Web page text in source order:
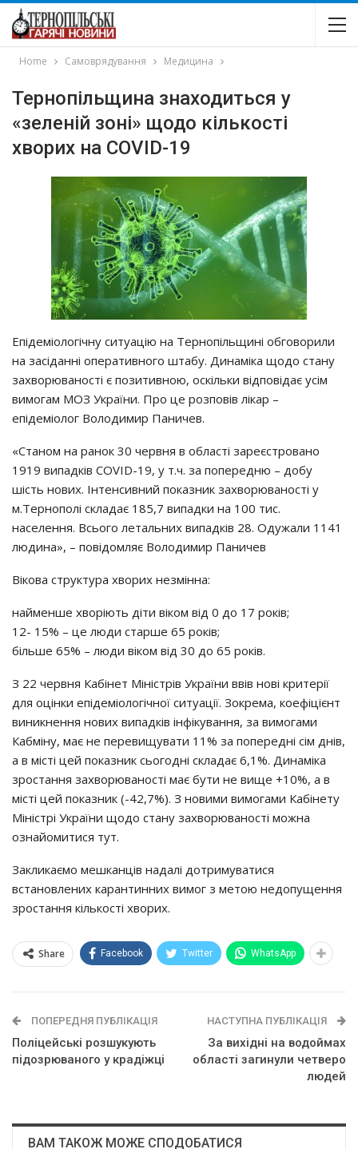
Home Самоврядування Медицина
Тернопільщина знаходиться у
«зеленій зоні» щодо кількості
хворих на COVID-19
Епідеміологічну ситуацію на Тернопільщині обговорили
на засіданні оперативного штабу. Динаміка щодо стану
захворюваності є позитивною, оскільки відповідає усім
вимогам МОЗ України. Про це розповів лікар –
епідеміолог Володимир Паничев.
«Станом на ранок 30 червня в області зареєстровано
1919 випадків COVID-19, у т.ч. за попередню – добу
шість нових. Інтенсивний показник захворюваності у
м.Тернополі складає 185,7 випадки на 100 тис.
населення. Всього летальних випадків 28. Одужали 1141
людина», – повідомляє Володимир Паничев
Вікова структура хворих незмінна:
найменше хворіють діти віком від 0 до 17 років;
12- 15% – це люди старше 65 років;
більше 65% – люди віком від 30 до 65 років.
З 22 червня Кабінет Міністрів України ввів нові критерії
для оцінки епідеміологічної ситуації. Зокрема, коефіцієнт
виникнення нових випадків інфікування, за вимогами
Кабміну, має не перевищувати 11% за попередні сім днів,
а в місті цей показник сьогодні складає 6,1%. Динаміка
зростання захворюваності має бути не вище +10%, а в
місті цей показник (-42,7%). З новими вимогами Кабінету
Міністрі України щодо стану захворюваності можна
ознайомитися тут.
Закликаємо мешканців надалі дотримуватися
встановлених карантинних вимог з метою недопущення
зростання кількості хворих.
Share Facebook Twitter WhatsApp
ПОПЕРЕДНЯ ПУБЛІКАЦІЯ
Поліцейські розшукують
підозрюваного у крадіжці
НАСТУПНА ПУБЛІКАЦІЯ
За вихідні на водоймах
області загинули четверо
людей
ВАМ ТАКОЖ МОЖЕ СПОДОБАТИСЯ